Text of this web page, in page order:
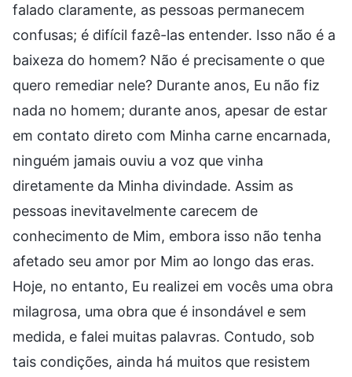
falado claramente, as pessoas permanecem
confusas; é difícil fazê-las entender. Isso não é a
baixeza do homem? Não é precisamente o que
quero remediar nele? Durante anos, Eu não fiz
nada no homem; durante anos, apesar de estar
em contato direto com Minha carne encarnada,
ninguém jamais ouviu a voz que vinha
diretamente da Minha divindade. Assim as
pessoas inevitavelmente carecem de
conhecimento de Mim, embora isso não tenha
afetado seu amor por Mim ao longo das eras.
Hoje, no entanto, Eu realizei em vocês uma obra
milagrosa, uma obra que é insondável e sem
medida, e falei muitas palavras. Contudo, sob
tais condições, ainda há muitos que resistem